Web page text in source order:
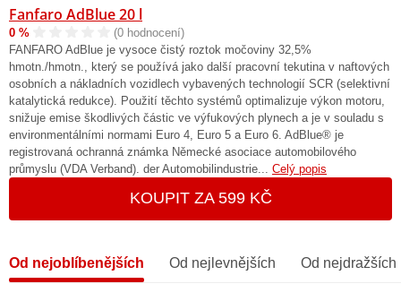
Fanfaro AdBlue 20 l
0 %
(0 hodnocení)
FANFARO AdBlue je vysoce čistý roztok močoviny 32,5%
hmotn./hmotn., který se používá jako další pracovní tekutina v naftových
osobních a nákladních vozidlech vybavených technologií SCR (selektivní
katalytická redukce). Použití těchto systémů optimalizuje výkon motoru,
snižuje emise škodlivých částic ve výfukových plynech a je v souladu s
environmentálními normami Euro 4, Euro 5 a Euro 6. AdBlue® je
registrovaná ochranná známka Německé asociace automobilového
průmyslu (VDA Verband). der Automobilindustrie... Celý popis
KOUPIT ZA 599 KČ
Od nejoblíbenějších Od nejlevnějších Od nejdražších